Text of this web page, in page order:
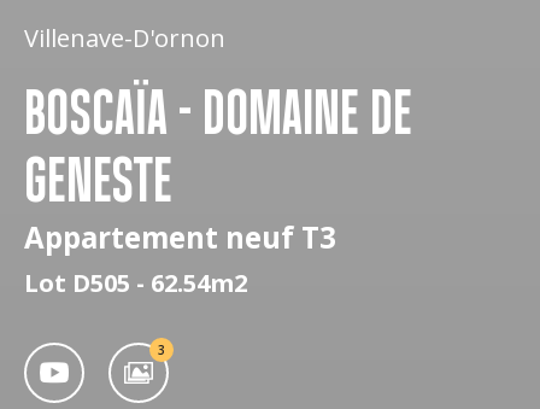
Villenave-D'ornon
BOSCAÏA - DOMAINE DE
GENESTE
Appartement neuf T3
Lot D505 - 62.54m2
3